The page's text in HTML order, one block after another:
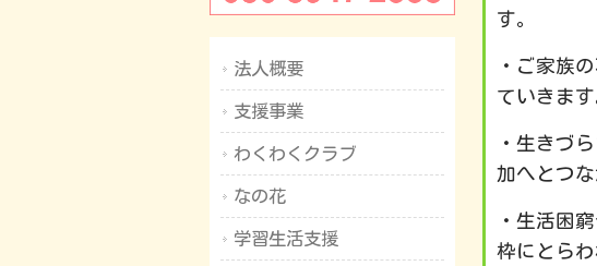
す。
・ご家族
ていきます
・生きづ
加へとつ
・生活困
枠にとら
法人概要
支援事業
わくわくクラブ
なの花
学習生活支援